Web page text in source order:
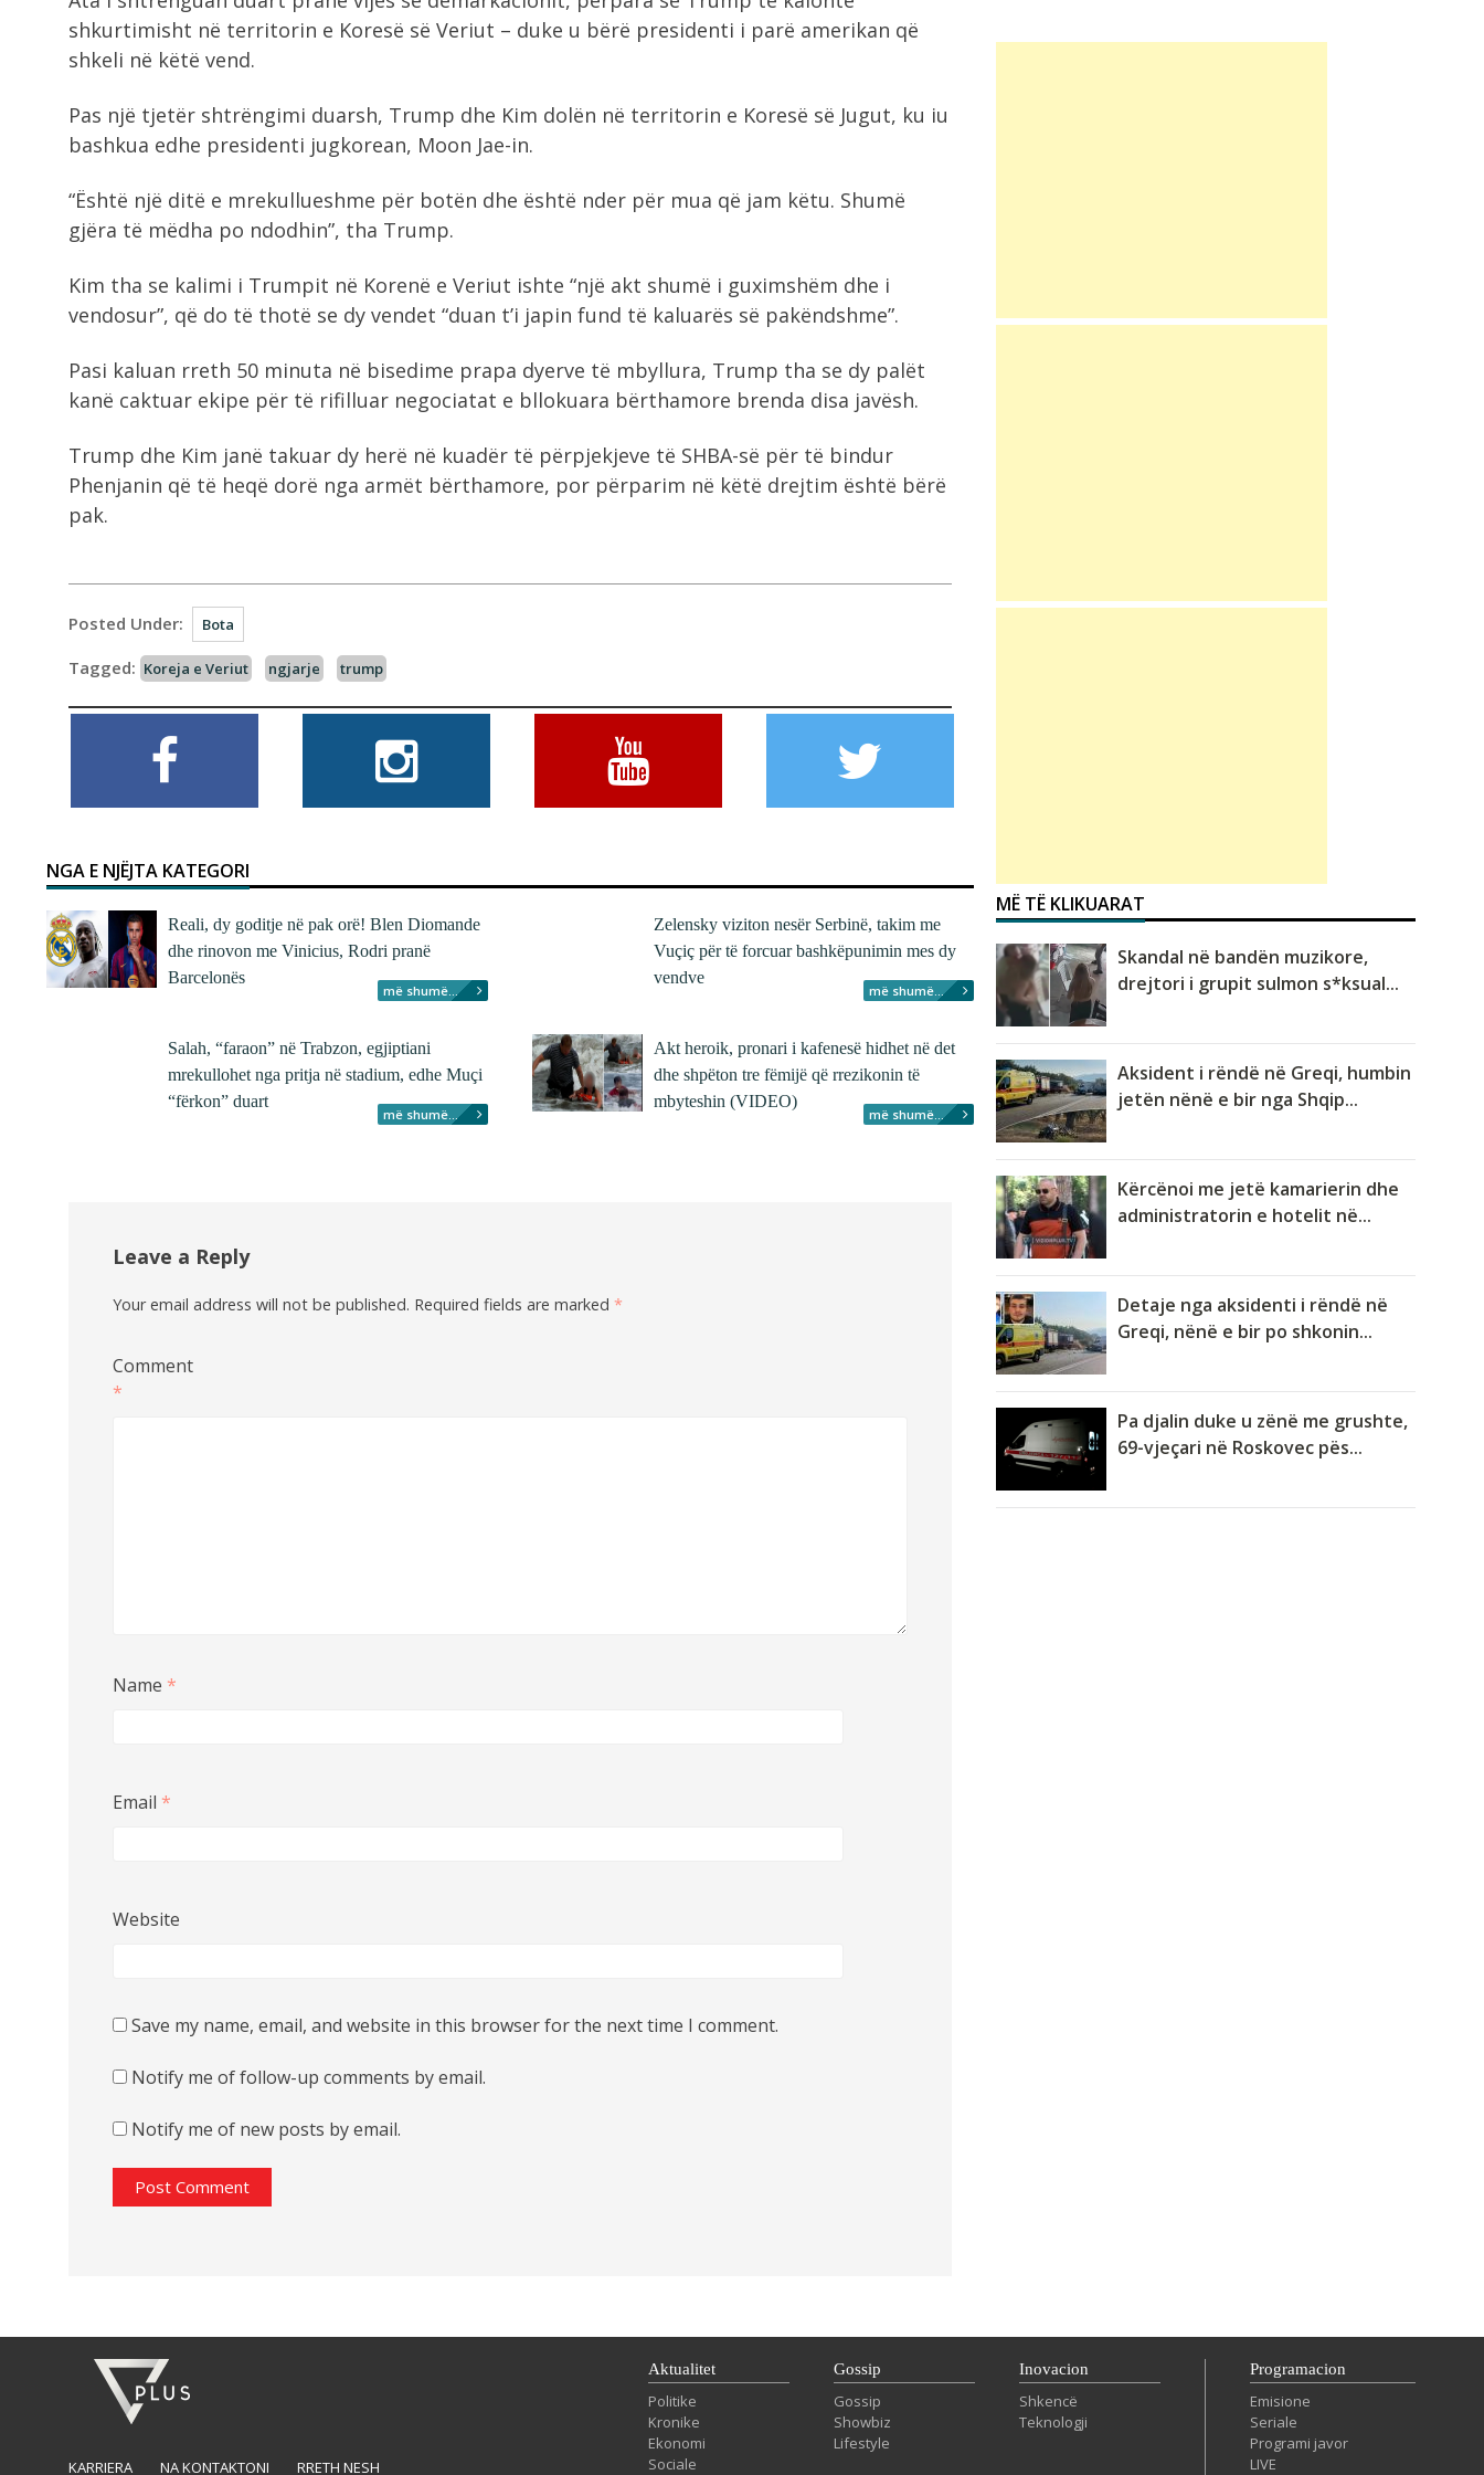
shkurtimisht në territorin e Koresë së Veriut – duke u bërë presidenti i parë amerikan që
shkeli në këtë vend.
Pas një tjetër shtrëngimi duarsh, Trump dhe Kim dolën në territorin e Koresë së Jugut, ku iu
bashkua edhe presidenti jugkorean, Moon Jae-in.
“Është një ditë e mrekullueshme për botën dhe është nder për mua që jam këtu. Shumë
gjëra të mëdha po ndodhin”, tha Trump.
Kim tha se kalimi i Trumpit në Korenë e Veriut ishte “një akt shumë i guximshëm dhe i
vendosur”, që do të thotë se dy vendet “duan t’i japin fund të kaluarës së pakëndshme”.
Pasi kaluan rreth 50 minuta në bisedime prapa dyerve të mbyllura, Trump tha se dy palët
kanë caktuar ekipe për të rifilluar negociatat e bllokuara bërthamore brenda disa javësh.
Trump dhe Kim janë takuar dy herë në kuadër të përpjekjeve të SHBA-së për të bindur
Phenjanin që të heqë dorë nga armët bërthamore, por përparim në këtë drejtim është bërë
pak.
Posted Under: Bota
Tagged: Koreja e Veriut ngjarje trump
NGA E NJËJTA KATEGORI
Reali, dy goditje në pak orë! Blen Diomande
dhe rinovon me Vinicius, Rodri pranë
Barcelonës
më shumë...
Zelensky viziton nesër Serbinë, takim me
Vuçiç për të forcuar bashkëpunimin mes dy
vendve
më shumë...
Salah, “faraon” në Trabzon, egjiptiani
mrekullohet nga pritja në stadium, edhe Muçi
“fërkon” duart
më shumë...
Akt heroik, pronari i kafenesë hidhet në det
dhe shpëton tre fëmijë që rrezikonin të
mbyteshin (VIDEO)
më shumë...
Leave a Reply
Your email address will not be published. Required fields are marked *
Comment
*
Name *
Email *
Website
Save my name, email, and website in this browser for the next time I comment.
Notify me of follow-up comments by email.
Notify me of new posts by email.
MË TË KLIKUARAT
Skandal në bandën muzikore,
drejtori i grupit sulmon s*ksual...
Aksident i rëndë në Greqi, humbin
jetën nënë e bir nga Shqip...
Kërcënoi me jetë kamarierin dhe
administratorin e hotelit në...
Detaje nga aksidenti i rëndë në
Greqi, nënë e bir po shkonin...
Pa djalin duke u zënë me grushte,
69-vjeçari në Roskovec pës...
KARRIERA NA KONTAKTONI RRETH NESH
Aktualitet
Politike
Kronike
Ekonomi
Sociale
Gossip
Gossip
Showbiz
Lifestyle
Inovacion
Shkencë
Teknologji
Programacion
Emisione
Seriale
Programi javor
LIVE